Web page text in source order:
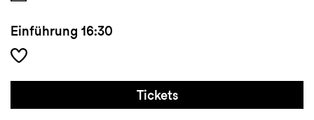
Einführung 16:30
Tickets